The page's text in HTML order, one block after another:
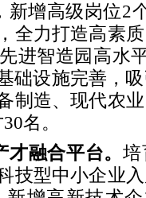
新增高级岗位2
全力打造高素
进智造园高水
础设施完善，
制造、现代农
名。
融合平台。 培
技型中小企业